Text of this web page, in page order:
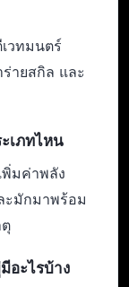
วทมนตร์
ายสกิล และ
เภทไหน
พิ่มค่าพลัง
ะมักมาพร้อม
อะไรบ้าง